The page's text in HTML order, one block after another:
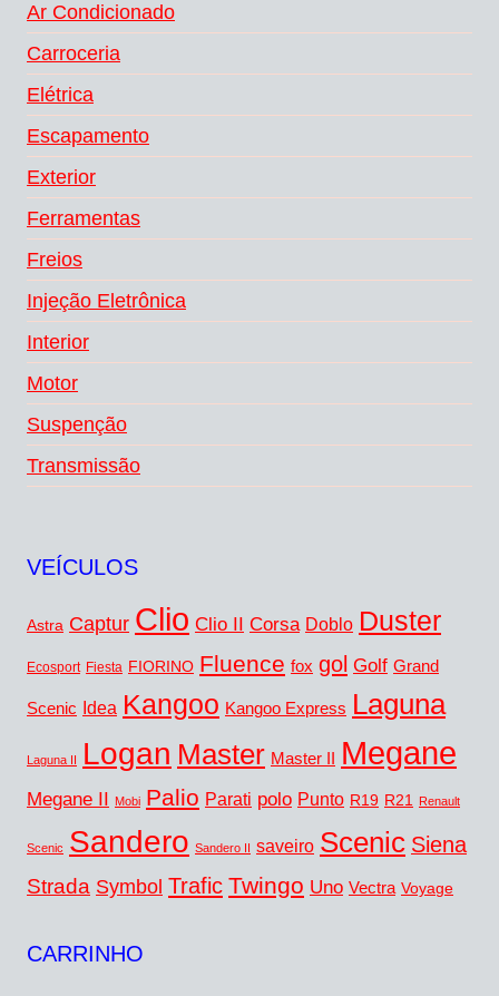
Ar Condicionado
Carroceria
Elétrica
Escapamento
Exterior
Ferramentas
Freios
Injeção Eletrônica
Interior
Motor
Suspenção
Transmissão
VEÍCULOS
Astra Captur Clio Clio II Corsa Doblo Duster
Ecosport Fiesta FIORINO Fluence fox gol Golf Grand
Scenic Idea Kangoo Kangoo Express Laguna
Laguna II Logan Master Master II Megane
Megane II Mobi Palio Parati polo Punto R19 R21 Renault
Scenic Sandero Sandero II saveiro Scenic Siena
Strada Symbol Trafic Twingo Uno Vectra Voyage
CARRINHO